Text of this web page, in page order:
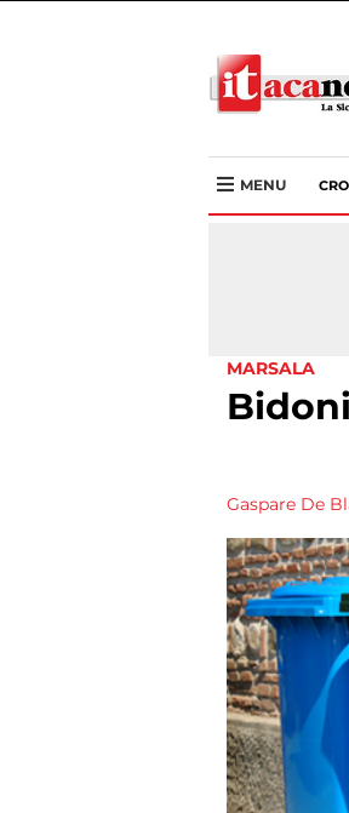
MENU
MARSALA
Gaspare De